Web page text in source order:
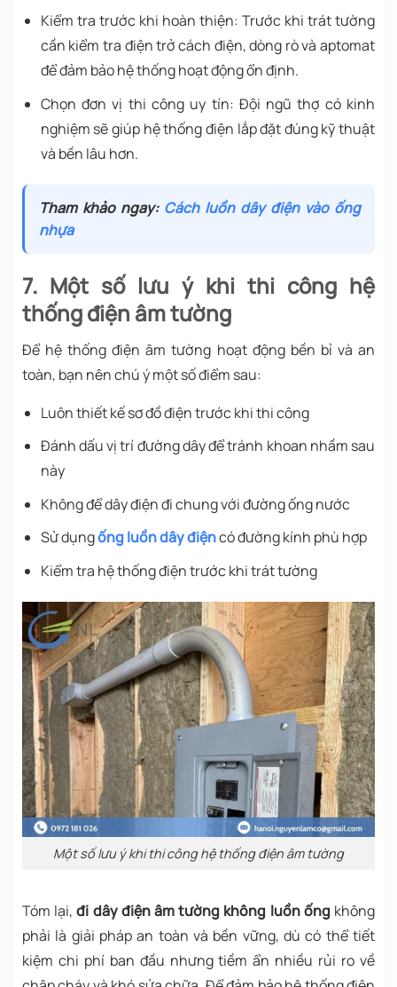
Kiểm tra trước khi hoàn thiện: Trước khi trát tường
cần kiểm tra điện trở cách điện, dòng rò và aptomat
để đảm bảo hệ thống hoạt động ổn định.
Chọn đơn vị thi công uy tín: Đội ngũ thợ có kinh
nghiệm sẽ giúp hệ thống điện lắp đặt đúng kỹ thuật
và bền lâu hơn.
Tham khảo ngay: Cách luồn dây điện vào ống
nhựa
7. Một số lưu ý khi thi công hệ
thống điện âm tường
Để hệ thống điện âm tường hoạt động bền bỉ và an
toàn, bạn nên chú ý một số điểm sau:
Luôn thiết kế sơ đồ điện trước khi thi công
Đánh dấu vị trí đường dây để tránh khoan nhầm sau
này
Không để dây điện đi chung với đường ống nước
Sử dụngống luồn dây điệncó đường kính phù hợp
Kiểm tra hệ thống điện trước khi trát tường
Một số lưu ý khi thi công hệ thống điện âm tường
Tóm lại,đi dây điện âm tường không luồn ốngkhông
phải là giải pháp an toàn và bền vững, dù có thể tiết
kiệm chi phí ban đầu nhưng tiềm ẩn nhiều rủi ro về